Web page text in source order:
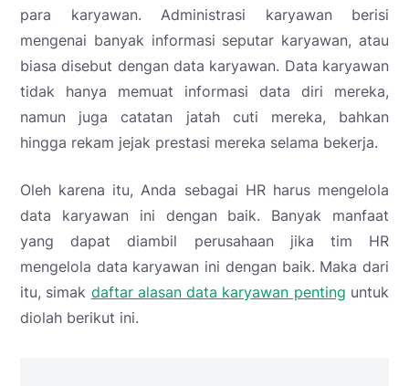
para karyawan. Administrasi karyawan berisi
mengenai banyak informasi seputar karyawan, atau
biasa disebut dengan data karyawan. Data karyawan
tidak hanya memuat informasi data diri mereka,
namun juga catatan jatah cuti mereka, bahkan
hingga rekam jejak prestasi mereka selama bekerja.
Oleh karena itu, Anda sebagai HR harus mengelola
data karyawan ini dengan baik. Banyak manfaat
yang dapat diambil perusahaan jika tim HR
mengelola data karyawan ini dengan baik. Maka dari
itu, simak daftar alasan data karyawan penting untuk
diolah berikut ini.